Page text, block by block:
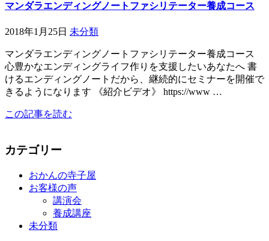
マンダラエンディングノートファシリテーター養成コース
2018年1月25日 未分類
マンダラエンディングノートファシリテーター養成コース
心豊かなエンディングライフ作りを支援したいあなたへ 書
けるエンディングノートだから、継続的にセミナーを開催で
きるようになります 《紹介ビデオ》 https://www …
この記事を読む
カテゴリー
おかんの寺子屋
お客様の声
講演会
養成講座
未分類